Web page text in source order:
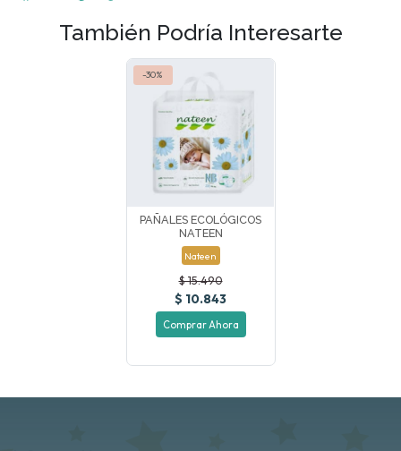
También Podría Interesarte
-30%
PAÑALES ECOLÓGICOS
NATEEN
Nateen
$ 15.490
$ 10.843
Comprar Ahora